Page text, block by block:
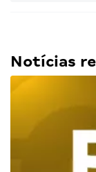
Notícias